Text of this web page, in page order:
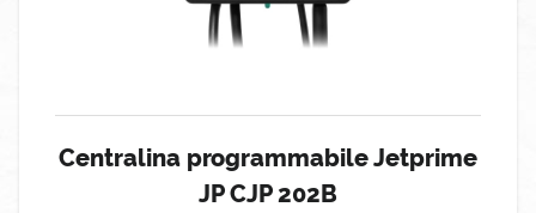
Centralina programmabile Jetprime
JP CJP 202B